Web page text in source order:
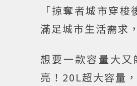
「掠奪者城市穿
滿足城市生活需求
想要一款容量大
亮！20L超大容量